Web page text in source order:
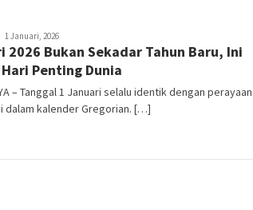
Tim1 Januari, 2026
2026 Bukan Sekadar Tahun Baru, Ini
Penting Dunia
– Tanggal 1 Januari selalu identik dengan perayaan
dalam kalender Gregorian. […]